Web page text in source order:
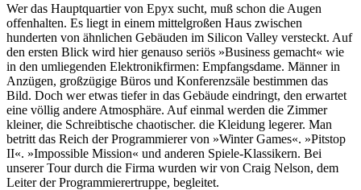
Wer das Hauptquartier von Epyx sucht, muß schon die Augen
offenhalten. Es liegt in einem mittelgroßen Haus zwischen
hunderten von ähnlichen Gebäuden im Silicon Valley versteckt. Auf
den ersten Blick wird hier genauso seriös »Business gemacht« wie
in den umliegenden Elektronikfirmen: Empfangsdame. Männer in
Anzügen, großzügige Büros und Konferenzsäle bestimmen das
Bild. Doch wer etwas tiefer in das Gebäude eindringt, den erwartet
eine völlig andere Atmosphäre. Auf einmal werden die Zimmer
kleiner, die Schreibtische chaotischer. die Kleidung legerer. Man
betritt das Reich der Programmierer von »Winter Games«. »Pitstop
II«. »Impossible Mission« und anderen Spiele-Klassikern. Bei
unserer Tour durch die Firma wurden wir von Craig Nelson, dem
Leiter der Programmierertruppe, begleitet.